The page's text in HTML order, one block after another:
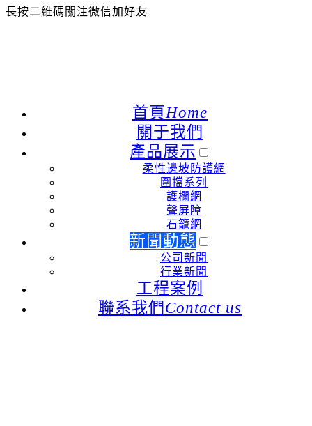
長按二維碼關注微信加好友
首頁 Home
關于我們
產品展示
柔性邊坡防護網
圍擋系列
護欄網
聲屏障
石籠網
新聞動態
公司新聞
行業新聞
工程案例
聯系我們 Contact us